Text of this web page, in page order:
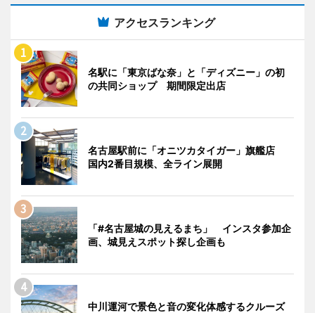
アクセスランキング
名駅に「東京ばな奈」と「ディズニー」の初
の共同ショップ 期間限定出店
名古屋駅前に「オニツカタイガー」旗艦店
国内2番目規模、全ライン展開
「#名古屋城の見えるまち」 インスタ参加企
画、城見えスポット探し企画も
中川運河で景色と音の変化体感するクルーズ